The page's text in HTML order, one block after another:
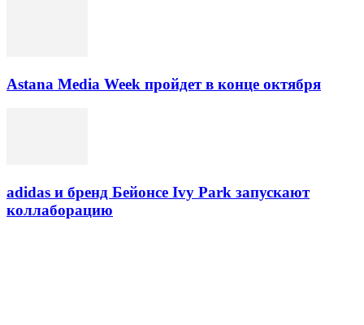
Astana Media Week пройдет в конце октября
adidas и бренд Бейонсе Ivy Park запускают
коллаборацию